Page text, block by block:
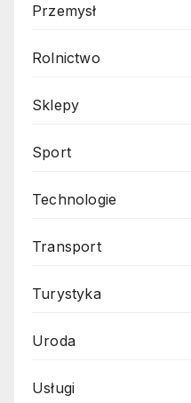
Przemysł
Rolnictwo
Sklepy
Sport
Technologie
Transport
Turystyka
Uroda
Usługi